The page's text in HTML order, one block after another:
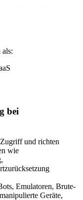
als:
bei
und richten
wie
Emulatoren, Brute-
Geräte,